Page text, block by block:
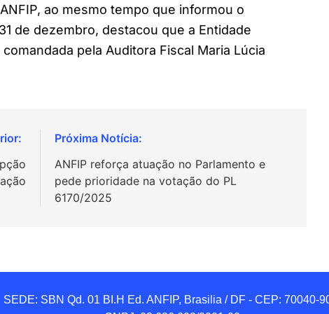
ao mesmo tempo que informou o
de dezembro, destacou que a Entidade
pela Auditora Fiscal Maria Lúcia
ANFIP reforça atuação no Parlamento e
pede prioridade na votação do PL
6170/2025
SEDE: SBN Qd. 01 BI.H Ed. ANFIP, Brasilia / DF - CEP: 70040-